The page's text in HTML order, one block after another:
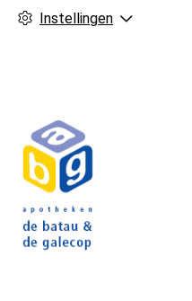
Instellingen